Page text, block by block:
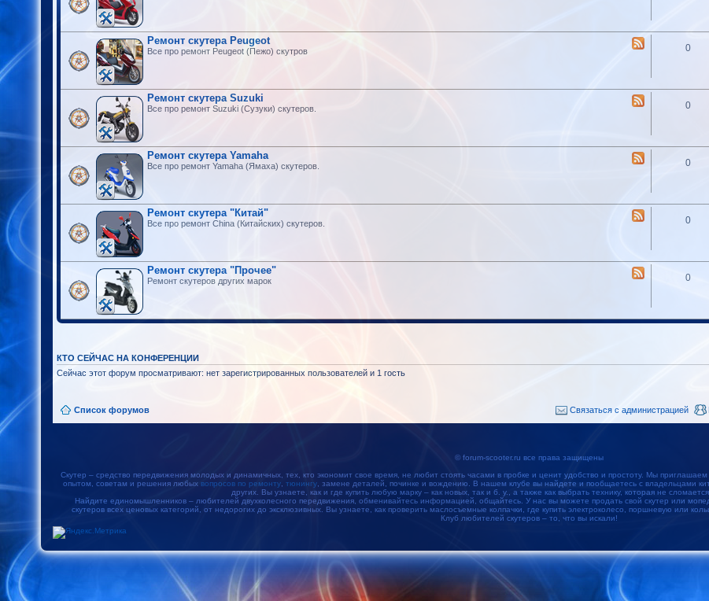
Ремонт скутера Peugeot
Все про ремонт Peugeot (Пежо) скутров 0
Ремонт скутера Suzuki
Все про ремонт Suzuki (Сузуки) скутеров. 0
Ремонт скутера Yamaha
Все про ремонт Yamaha (Ямаха) скутеров. 0
Ремонт скутера "Китай"
Все про ремонт China (Китайских) скутеров. 0
Ремонт скутера "Прочее"
Ремонт скутеров других марок 0
КТО СЕЙЧАС НА КОНФЕРЕНЦИИ
Сейчас этот форум просматривают: нет зарегистрированных пользователей и 1 гость
Список форумов Связаться с администрацией
© forum-scooter.ru все права защищены
Скутер – средство передвижения молодых и динамичных, тех, кто экономит свое время, не любит стоять часами в пробке и ценит удобство и простоту. Мы
опытом, советам и решения любых вопросов по ремонту, тюнингу, замене деталей, починке и вождению. В нашем клубе вы найдете и пообщаетесь с владельцами
других. Вы узнаете, как и где купить любую марку – как новых, так и б. у., а также как выбрать технику, которая не
Найдите единомышленников – любителей двухколесного передвижения, обменивайтесь информацией, общайтесь. У нас вы можете продать свой скутер или
скутеров всех ценовых категорий, от недорогих до эксклюзивных. Вы узнаете, как проверить маслосъемные колпачки, где купить электроколесо, поршневую или
Клуб любителей скутеров – то, что вы искали!